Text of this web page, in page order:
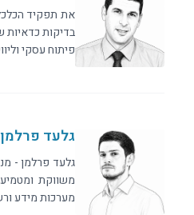
בדיקות כדאיות
פיתוח עסקי
גלעד פרלמן
גלעד פרלמן -
משווקת
מערכות מידע